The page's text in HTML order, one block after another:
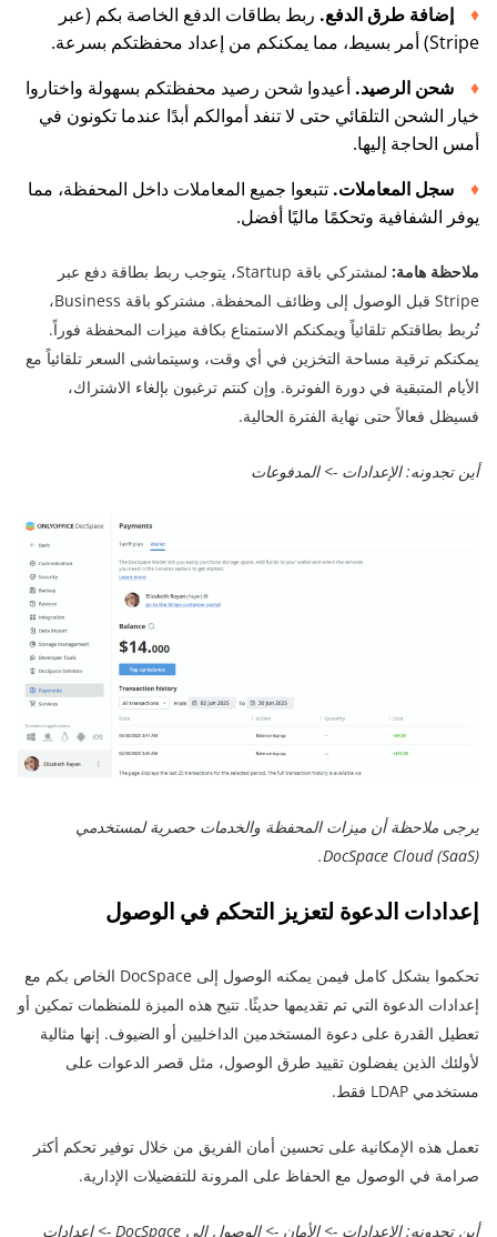
إضافة طرق الدفع. ربط بطاقات الدفع الخاصة بكم (عبر
Stripe) أمر بسيط، مما يمكنكم من إعداد محفظتكم بسرعة.
شحن الرصيد. أعيدوا شحن رصيد محفظتكم بسهولة واختاروا
خيار الشحن التلقائي حتى لا تنفد أموالكم أبدًا عندما تكونون في
أمس الحاجة إليها.
سجل المعاملات. تتبعوا جميع المعاملات داخل المحفظة، مما
يوفر الشفافية وتحكمًا ماليًا أفضل.
ملاحظة هامة:
لمشتركي باقة Startup، يتوجب ربط بطاقة دفع عبر
Stripe قبل الوصول إلى وظائف المحفظة. مشتركو باقة Business،
تُربط بطاقتكم تلقائياً ويمكنكم الاستمتاع بكافة ميزات المحفظة فوراً.
يمكنكم ترقية مساحة التخزين في أي وقت، وسيتماشى السعر تلقائياً مع
الأيام المتبقية في دورة الفوترة. وإن كنتم ترغبون بإلغاء الاشتراك،
فسيظل فعالاً حتى نهاية الفترة الحالية.
أين تجدونه: الإعدادات -> المدفوعات
يرجى ملاحظة أن ميزات المحفظة والخدمات حصرية لمستخدمي
DocSpace Cloud (SaaS).
إعدادات الدعوة لتعزيز التحكم في الوصول
تحكموا بشكل كامل فيمن يمكنه الوصول إلى DocSpace الخاص بكم مع
إعدادات الدعوة التي تم تقديمها حديثًا. تتيح هذه الميزة للمنظمات تمكين أو
تعطيل القدرة على دعوة المستخدمين الداخليين أو الضيوف. إنها مثالية
لأولئك الذين يفضلون تقييد طرق الوصول، مثل قصر الدعوات على
مستخدمي LDAP فقط.
تعمل هذه الإمكانية على تحسين أمان الفريق من خلال توفير تحكم أكثر
صرامة في الوصول مع الحفاظ على المرونة للتفضيلات الإدارية.
أين تجدونه: الإعدادات -> الأمان -> الوصول إلى DocSpace -> إعدادات